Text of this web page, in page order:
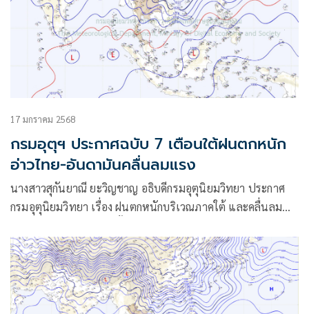
17 มกราคม 2568
กรมอุตุฯ ประกาศฉบับ 7 เตือนใต้ฝนตกหนัก
อ่าวไทย-อันดามันคลื่นลมแรง
นางสาวสุกันยาณี ยะวิญชาญ อธิบดีกรมอุตุนิยมวิทยา ประกาศ
กรมอุตุนิยมวิทยา เรื่อง ฝนตกหนักบริเวณภาคใต้ และคลื่นลม
18 มกราคม 2568) ฉบับที่ 7 โดยมีใจความว่า